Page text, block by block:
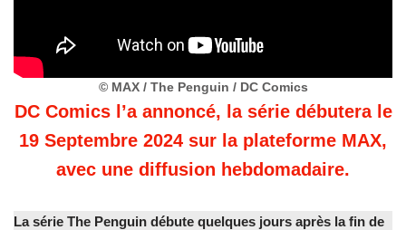
© MAX / The Penguin / DC Comics
DC Comics l’a annoncé, la série débutera le
19 Septembre 2024 sur la plateforme MAX,
avec une diffusion hebdomadaire.
La série The Penguin débute quelques jours après la fin de